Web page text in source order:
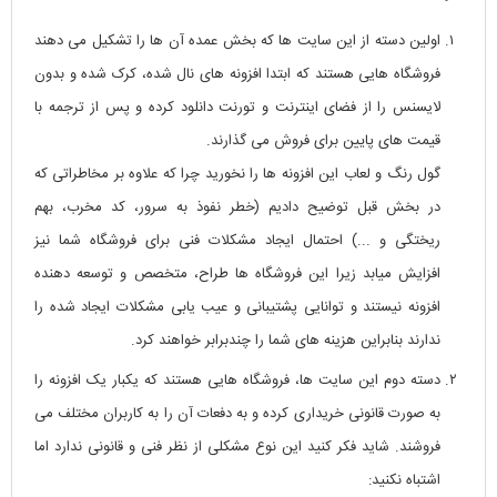
اولین دسته از این سایت ها که بخش عمده آن ها را تشکیل می دهند
فروشگاه هایی هستند که ابتدا افزونه های نال شده، کرک شده و بدون
لایسنس را از فضای اینترنت و تورنت دانلود کرده و پس از ترجمه با
قیمت های پایین برای فروش می گذارند.
گول رنگ و لعاب این افزونه ها را نخورید چرا که علاوه بر مخاطراتی که
در بخش قبل توضیح دادیم (خطر نفوذ به سرور، کد مخرب، بهم
ریختگی و ...) احتمال ایجاد مشکلات فنی برای فروشگاه شما نیز
افزایش میابد زیرا این فروشگاه ها طراح، متخصص و توسعه دهنده
افزونه نیستند و توانایی پشتیبانی و عیب یابی مشکلات ایجاد شده را
ندارند بنابراین هزینه های شما را چندبرابر خواهند کرد.
دسته دوم این سایت ها، فروشگاه هایی هستند که یکبار یک افزونه را
به صورت قانونی خریداری کرده و به دفعات آن را به کاربران مختلف می
فروشند. شاید فکر کنید این نوع مشکلی از نظر فنی و قانونی ندارد اما
اشتباه نکنید: